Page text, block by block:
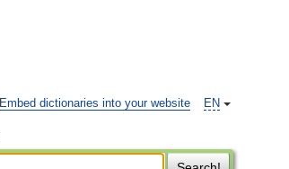
EN
Embed dictionaries into your website